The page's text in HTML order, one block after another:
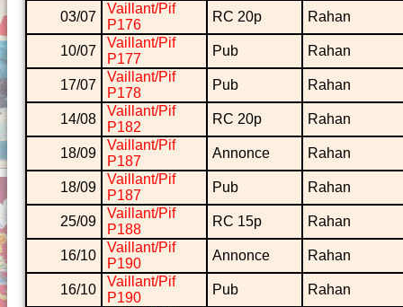
03/07
Vaillant/Pif
P176
RC 20p Rahan
10/07
Vaillant/Pif
P177
Pub Rahan
17/07
Vaillant/Pif
P178
Pub Rahan
14/08
Vaillant/Pif
P182
RC 20p Rahan
18/09
Vaillant/Pif
P187
Annonce Rahan
18/09
Vaillant/Pif
P187
Pub Rahan
25/09
Vaillant/Pif
P188
RC 15p Rahan
16/10
Vaillant/Pif
P190
Annonce Rahan
16/10
Vaillant/Pif
P190
Pub Rahan